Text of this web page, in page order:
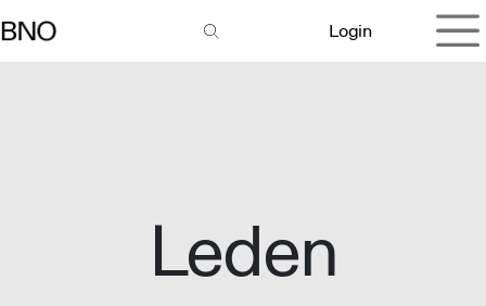
Login
Leden